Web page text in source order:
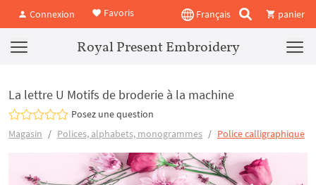
Connexion Favoris Français panier
Royal Present Embroidery
La lettre U Motifs de broderie à la machine
Posez une question
Magasin
Polices, alphabets, monogrammes Police calligraphique